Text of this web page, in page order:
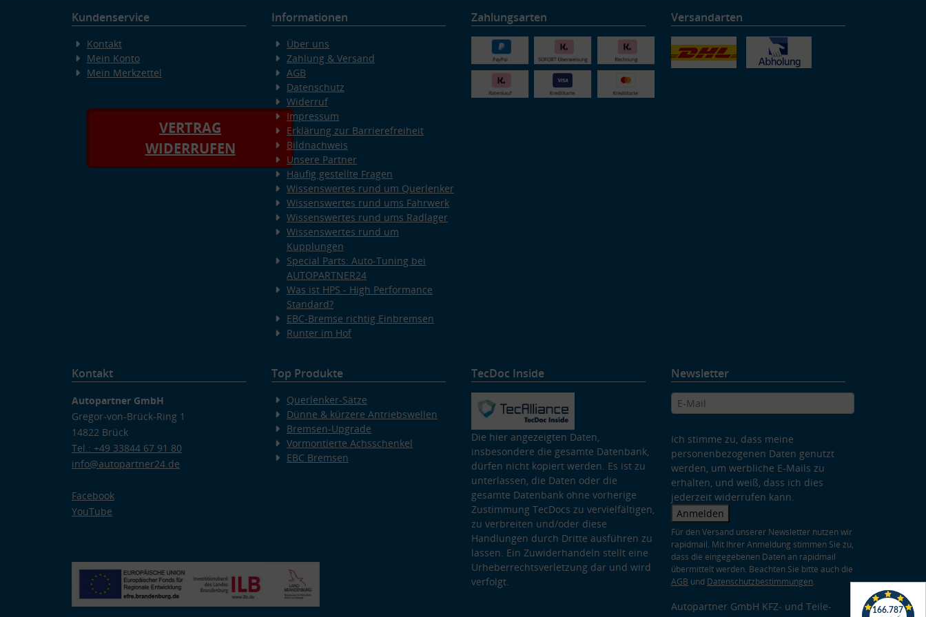
Kundenservice
Kontakt
Mein Konto
Mein Merkzettel
VERTRAG
WIDERRUFEN
Informationen
Über uns
Zahlung & Versand
AGB
Datenschutz
Widerruf
Impressum
Erklärung zur Barrierefreiheit
Bildnachweis
Unsere Partner
Häufig gestellte Fragen
Wissenswertes rund um Querlenker
Wissenswertes rund ums Fahrwerk
Wissenswertes rund ums Radlager
Wissenswertes rund um
Kupplungen
Special Parts: Auto-Tuning bei
AUTOPARTNER24
Was ist HPS - High Performance
Standard?
EBC-Bremse richtig Einbremsen
Runter im Hof
Zahlungsarten Versandarten
Kontakt
Autopartner GmbH
Gregor-von-Brück-Ring 1
14822 Brück
Tel.: +49 33844 67 91 80
info@autopartner24.de
Facebook
YouTube
Top Produkte
Querlenker-Sätze
Dünne & kürzere Antriebswellen
Bremsen-Upgrade
Vormontierte Achsschenkel
EBC Bremsen
TecDoc Inside
Die hier angezeigten Daten,
insbesondere die gesamte Datenbank,
dürfen nicht kopiert werden. Es ist zu
unterlassen, die Daten oder die
gesamte Datenbank ohne vorherige
Zustimmung TecDocs zu vervielfältigen,
zu verbreiten und/oder diese
Handlungen durch Dritte ausführen zu
lassen. Ein Zuwiderhandeln stellt eine
Urheberrechtsverletzung dar und wird
verfolgt.
Newsletter
Ich stimme zu, dass meine
personenbezogenen Daten genutzt
werden, um werbliche E-Mails zu
erhalten, und weiß, dass ich dies
jederzeit widerrufen kann.
Anmelden
Für den Versand unserer Newsletter nutzen wir
rapidmail. Mit Ihrer Anmeldung stimmen Sie zu,
dass die eingegebenen Daten an rapidmail
übermittelt werden. Beachten Sie bitte auch die
AGB und Datenschutzbestimmungen.
Autopartner GmbH KFZ- und Teile-